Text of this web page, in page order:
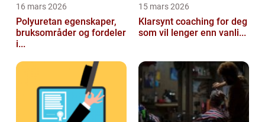
16 mars 2026
Polyuretan egenskaper,
bruksområder og fordeler
i...
15 mars 2026
Klarsynt coaching for deg
som vil lenger enn vanli...